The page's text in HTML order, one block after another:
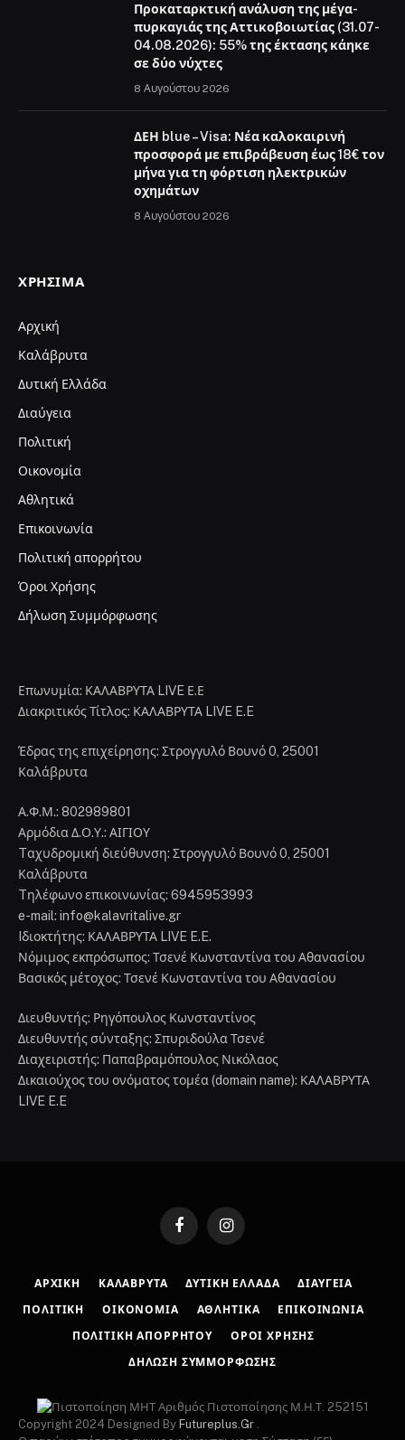
Προκαταρκτική ανάλυση της μέγα-
πυρκαγιάς της Αττικοβοιωτίας (31.07-
04.08.2026): 55% της έκτασης κάηκε
σε δύο νύχτες
8 Αυγούστου 2026
ΔΕΗ blue – Visa: Νέα καλοκαιρινή
προσφορά με επιβράβευση έως 18€ τον
μήνα για τη φόρτιση ηλεκτρικών
οχημάτων
8 Αυγούστου 2026
ΧΡΉΣΙΜΑ
Αρχική
Καλάβρυτα
Δυτική Ελλάδα
Διαύγεια
Πολιτική
Οικονομία
Αθλητικά
Επικοινωνία
Πολιτική απορρήτου
Όροι Χρήσης
Δήλωση Συμμόρφωσης
Επωνυμία: ΚΑΛΑΒΡΥΤΑ LIVE Ε.Ε
Διακριτικός Τίτλος: ΚΑΛΑΒΡΥΤΑ LIVE E.E
Έδρας της επιχείρησης: Στρογγυλό Βουνό 0, 25001
Καλάβρυτα
Α.Φ.Μ.: 802989801
Αρμόδια Δ.Ο.Υ.: ΑΙΓΙΟΥ
Tαχυδρομική διεύθυνση: Στρογγυλό Βουνό 0, 25001
Καλάβρυτα
Tηλέφωνο επικοινωνίας: 6945953993
e-mail: info@kalavritalive.gr
Iδιοκτήτης: ΚΑΛΑΒΡΥΤΑ LIVE E.E.
Νόμιμος εκπρόσωπος: Τσενέ Κωνσταντίνα του Αθανασίου
Βασικός μέτοχος: Τσενέ Κωνσταντίνα του Αθανασίου
Διευθυντής: Ρηγόπουλος Κωνσταντίνος
Διευθυντής σύνταξης: Σπυριδούλα Τσενέ
Διαχειριστής: Παπαβραμόπουλος Νικόλαος
Δικαιούχος του ονόματος τομέα (domain name): ΚΑΛΑΒΡΥΤΑ
LIVE E.E
FacebookInstagram
ΑΡΧΙΚΉ ΚΑΛΆΒΡΥΤΑ ΔΥΤΙΚΉ ΕΛΛΆΔΑ ΔΙΑΎΓΕΙΑ
ΠΟΛΙΤΙΚΉ ΟΙΚΟΝΟΜΊΑ ΑΘΛΗΤΙΚΆ ΕΠΙΚΟΙΝΩΝΊΑ
ΠΟΛΙΤΙΚΉ ΑΠΟΡΡΉΤΟΥ ΌΡΟΙ ΧΡΉΣΗΣ
ΔΉΛΩΣΗ ΣΥΜΜΌΡΦΩΣΗΣ
Αριθμός Πιστοποίησης Μ.Η.Τ. 252151
Copyright 2024 Designed By Futureplus.Gr